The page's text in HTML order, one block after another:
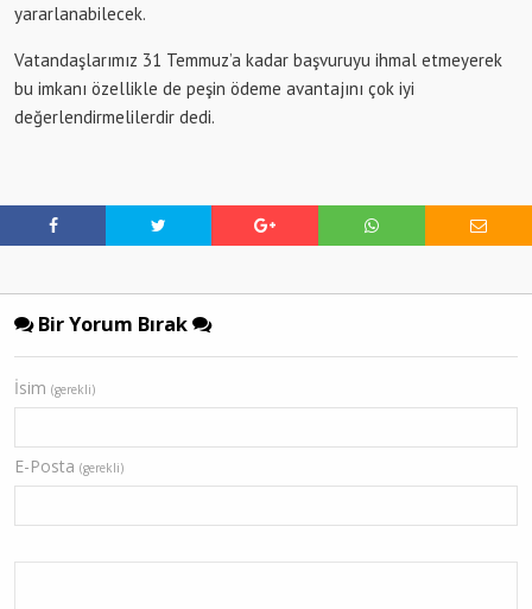
yararlanabilecek.
Vatandaşlarımız 31 Temmuz’a kadar başvuruyu ihmal etmeyerek
bu imkanı özellikle de peşin ödeme avantajını çok iyi
değerlendirmelilerdir dedi.
Bir Yorum Bırak
İsim (gerekli)
E-Posta (gerekli)